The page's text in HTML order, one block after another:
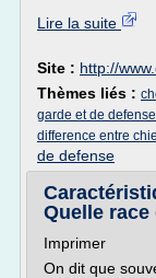
Lire la suite
Site : http://
Thèmes liés :
garde et de defense
difference entre
de defense
Quelle race
Imprimer
On dit que